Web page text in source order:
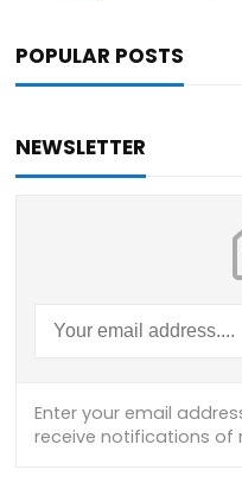
POPULAR POSTS
NEWSLETTER